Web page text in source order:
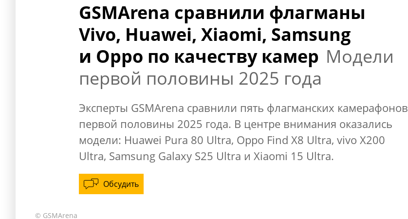
GSMArena сравнили флагманы
Vivo, Huawei, Xiaomi, Samsung
и Oppo по качеству камер Модели
первой половины 2025 года
Эксперты GSMArena сравнили пять флагманских камерафонов
первой половины 2025 года. В центре внимания оказались
модели: Huawei Pura 80 Ultra, Oppo Find X8 Ultra, vivo X200
Ultra, Samsung Galaxy S25 Ultra и Xiaomi 15 Ultra.
Обсудить
© GSMArena